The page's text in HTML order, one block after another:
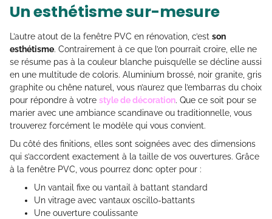
Un esthétisme sur-mesure
L’autre atout de la fenêtre PVC en rénovation, c’est son
esthétisme. Contrairement à ce que l’on pourrait croire, elle ne
se résume pas à la couleur blanche puisqu’elle se décline aussi
en une multitude de coloris. Aluminium brossé, noir granite, gris
graphite ou chêne naturel, vous n’aurez que l’embarras du choix
pour répondre à votre style de décoration. Que ce soit pour se
marier avec une ambiance scandinave ou traditionnelle, vous
trouverez forcément le modèle qui vous convient.
Du côté des finitions, elles sont soignées avec des dimensions
qui s’accordent exactement à la taille de vos ouvertures. Grâce
à la fenêtre PVC, vous pourrez donc opter pour :
Un vantail fixe ou vantail à battant standard
Un vitrage avec vantaux oscillo-battants
Une ouverture coulissante